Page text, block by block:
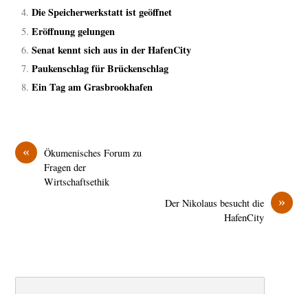
Die Speicherwerkstatt ist geöffnet
Eröffnung gelungen
Senat kennt sich aus in der HafenCity
Paukenschlag für Brückenschlag
Ein Tag am Grasbrookhafen
«
Ökumenisches Forum zu
Fragen der
Wirtschaftsethik
»
Der Nikolaus besucht die
HafenCity